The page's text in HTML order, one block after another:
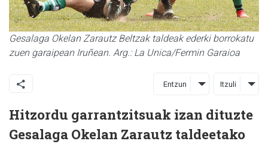
Gesalaga Okelan Zarautz Beltzak taldeak ederki borrokatu
zuen garaipean Iruñean. Arg.: La Unica/Fermin Garaioa
Entzun Itzuli
Hitzordu garrantzitsuak izan dituzte
Gesalaga Okelan Zarautz taldeetako